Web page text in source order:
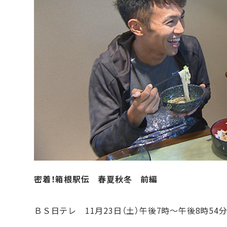
密着！箱根駅伝 春夏秋冬 前編
ＢＳ日テレ 11月23日（土）午後7時～午後8時54分